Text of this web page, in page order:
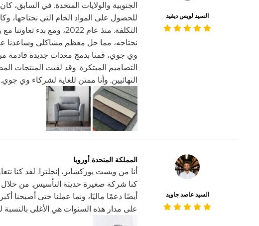
السيد لويس ديفيد
الجنوبية والولايات المتحدة. في
للحصول على المواد الخام التي نحتاجها،
التكلفة. منذ عام 2022،
نحتاجه، مما حل معظم مشاكلي وساعدنا
وي جوي، قمنا بدمج معدات جديدة قادمة
التصاميم المبتكرة. وقد لقيت المنتجات
النهائيين. وأنا ممتن للغاية لشركاء وي جوي.
السيد عاصد جاويد
المملكة المتحدة أوروبا
كنا شركة صغيرة حديثة التأسيس. من خلال
أيضًا دعمًا ماليًا، ونما عملنا حتى أصبحنا
على مدار هذه السنوات هي الأغلى بالنسبة